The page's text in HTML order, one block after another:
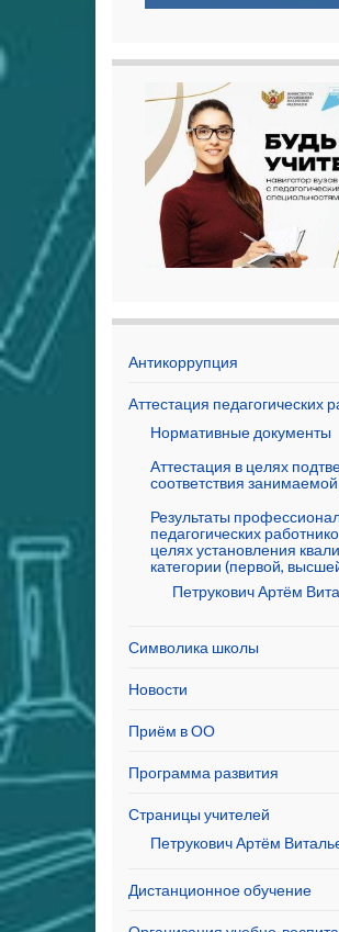
Антикоррупция
Аттестация педагогических
Нормативные документы
Аттестация в целях
соответствия
Результаты
педагогических
целях установления
категории (первой,
Петрукович Артём
Символика школы
Новости
Приём в ОО
Программа развития
Страницы учителей
Петрукович Артём
Дистанционное обучение